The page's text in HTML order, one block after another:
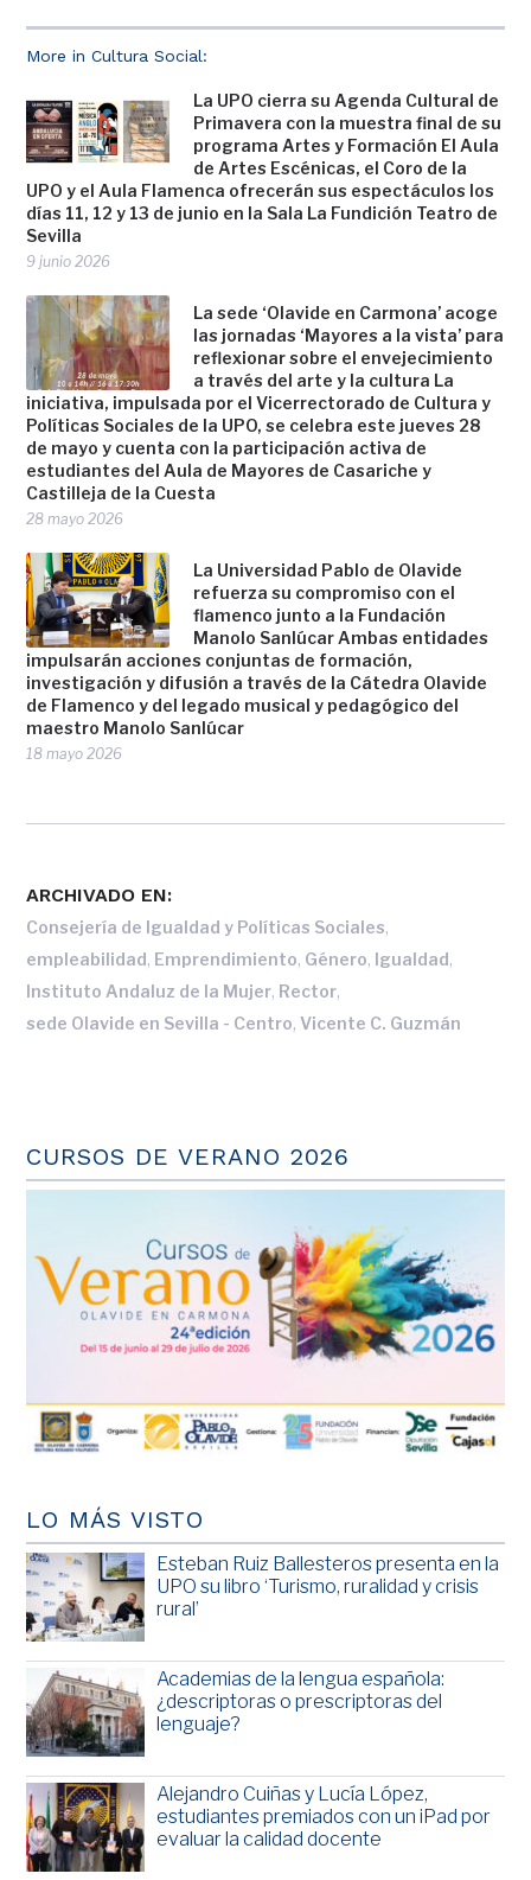
More in Cultura Social:
La UPO cierra su Agenda Cultural de
Primavera con la muestra final de su
programa Artes y Formación El Aula
de Artes Escénicas, el Coro de la
UPO y el Aula Flamenca ofrecerán sus espectáculos los
días 11, 12 y 13 de junio en la Sala La Fundición Teatro de
Sevilla
9 junio 2026
La sede ‘Olavide en Carmona’ acoge
las jornadas ‘Mayores a la vista’ para
reflexionar sobre el envejecimiento
a través del arte y la cultura La
iniciativa, impulsada por el Vicerrectorado de Cultura y
Políticas Sociales de la UPO, se celebra este jueves 28
de mayo y cuenta con la participación activa de
estudiantes del Aula de Mayores de Casariche y
Castilleja de la Cuesta
28 mayo 2026
La Universidad Pablo de Olavide
refuerza su compromiso con el
flamenco junto a la Fundación
Manolo Sanlúcar Ambas entidades
impulsarán acciones conjuntas de formación,
investigación y difusión a través de la Cátedra Olavide
de Flamenco y del legado musical y pedagógico del
maestro Manolo Sanlúcar
18 mayo 2026
ARCHIVADO EN:
Consejería de Igualdad y Políticas Sociales,
empleabilidad, Emprendimiento, Género, Igualdad,
Instituto Andaluz de la Mujer, Rector,
sede Olavide en Sevilla - Centro,Vicente C. Guzmán
CURSOS DE VERANO 2026
LO MÁS VISTO
Esteban Ruiz Ballesteros presenta en la
UPO su libro ‘Turismo, ruralidad y crisis
rural’
Academias de la lengua española:
¿descriptoras o prescriptoras del
lenguaje?
Alejandro Cuiñas y Lucía López,
estudiantes premiados con un iPad por
evaluar la calidad docente